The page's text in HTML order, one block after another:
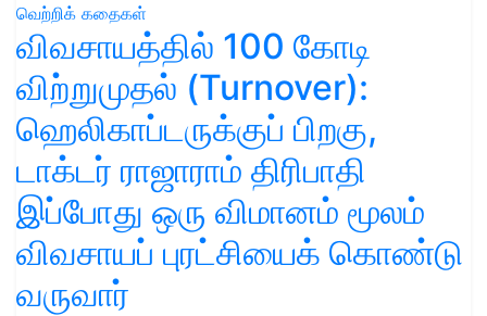
வெற்றிக் கதைகள்
விவசாயத்தில் 100 கோடி
விற்றுமுதல் (Turnover):
ஹெலிகாப்டருக்குப் பிறகு,
டாக்டர் ராஜாராம் திரிபாதி
இப்போது ஒரு விமானம் மூலம்
விவசாயப் புரட்சியைக் கொண்டு
வருவார்